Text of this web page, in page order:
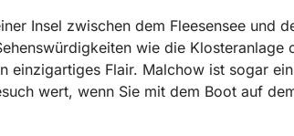
Insel zwischen dem Fleesensee und
wie die Klosteranlage
einzigartiges Flair. Malchow ist sogar
wert, wenn Sie mit dem Boot auf